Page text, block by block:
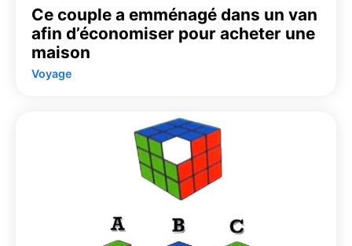
Ce couple a emménagé dans un van
afin d’économiser pour acheter une
maison
Voyage